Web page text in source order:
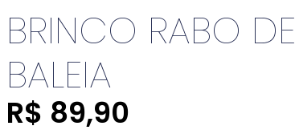
BRINCO RABO DE
BALEIA
R$ 89,90